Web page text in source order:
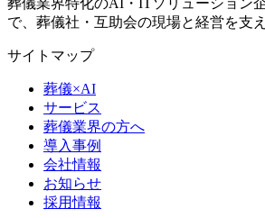
葬儀業界特化のAI・ITソリューション
で、葬儀社・互助会の現場と経営を支え
サイトマップ
葬儀×AI
サービス
葬儀業界の方へ
導入事例
会社情報
お知らせ
採用情報